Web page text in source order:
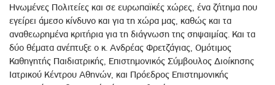
Ηνωμένες Πολιτείες και σε ευρωπαϊκές χώρες, ένα ζήτημα που
εγείρει άμεσο κίνδυνο και για τη χώρα μας, καθώς και τα
αναθεωρημένα κριτήρια για τη διάγνωση της σηψαιμίας. Και τα
δύο θέματα ανέπτυξε ο κ. Ανδρέας Φρετζάγιας, Ομότιμος
Καθηγητής Παιδιατρικής, Επιστημονικός Σύμβουλος Διοίκησης
Ιατρικού Κέντρου Αθηνών, και Πρόεδρος Επιστημονικής